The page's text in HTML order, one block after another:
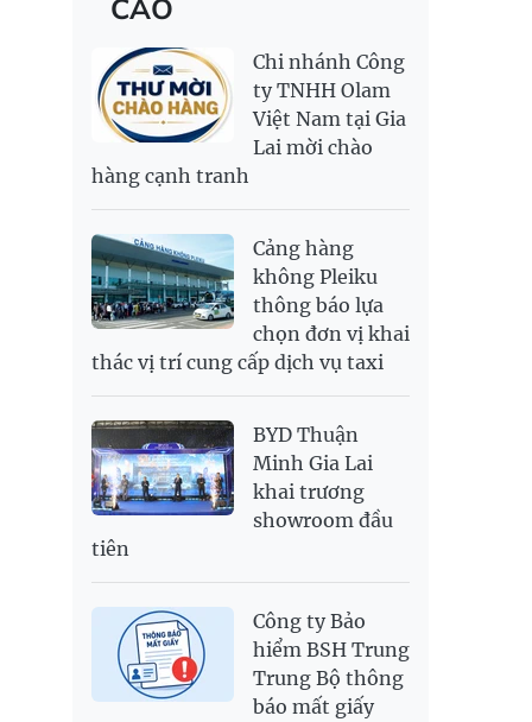
MYR
NOK
RUB
300.88
333.06
SAR
6,949.25
7,248.34
2,700.94
2,815.47
SGD
USD
26,020 26,050 26,430
RỒNG THĂNG
PNJ 138,500,000142,000,000
CÁO
Chi nhánh Công
ty TNHH Olam
Việt Nam tại Gia
Lai mời chào
hàng cạnh tranh
Cảng hàng
không Pleiku
thông báo lựa
chọn đơn vị khai
thác vị trí cung cấp dịch vụ taxi
BYD Thuận
Minh Gia Lai
khai trương
showroom đầu
tiên
Công ty Bảo
hiểm BSH Trung
Trung Bộ thông
báo mất giấy